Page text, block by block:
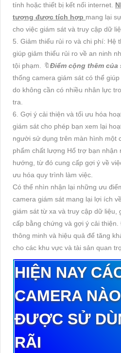
tính hoặc thiết bị kết nối internet.
tượng được tích hợp mang lại
cho việc giám sát và truy cập dữ
5. Giảm thiểu rủi ro và chi phí: Hệ
giúp giảm thiểu rủi ro về an ninh
tội phạm. 🔖Điểm cộng thêm của
thống camera giám sát có thể
do không cần có nhiều nhân lực
tra.
6. Gợi ý cải thiện và tối ưu hóa
giám sát cho phép bạn xem lại
người sử dụng trên màn hình một
phẩm chất lượng Hổ trợ bạn nhận
hướng, từ đó cung cấp gợi ý về
ưu hóa quy trình làm việc.
Có thể nhìn nhận lại những ưu
camera giám sát mang lại lợi ích
giám sát từ xa và truy cập dữ liệu,
cấp bằng chứng và gợi ý cải
thông minh và hiệu quả để tăng
cho các khu vực và tài sản quan
HIỆN NAY
CAMERA
ĐƯỢC SỬ
RÃI